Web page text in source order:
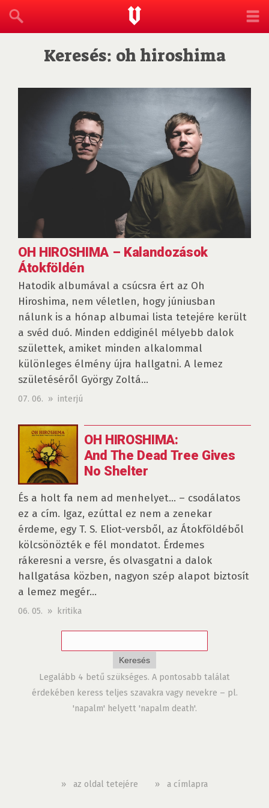
Keresés: oh hiroshima
OH HIROSHIMA – Kalandozások
Átokföldén
Hatodik albumával a csúcsra ért az Oh
Hiroshima, nem véletlen, hogy júniusban
nálunk is a hónap albumai lista tetejére került
a svéd duó. Minden eddiginél mélyebb dalok
születtek, amiket minden alkalommal
különleges élmény újra hallgatni. A lemez
születéséről György Zoltá...
07. 06. » interjú
OH HIROSHIMA:
And The Dead Tree Gives
No Shelter
És a holt fa nem ad menhelyet… – csodálatos
ez a cím. Igaz, ezúttal ez nem a zenekar
érdeme, egy T. S. Eliot-versből, az Átokföldéből
kölcsönözték e fél mondatot. Érdemes
rákeresni a versre, és olvasgatni a dalok
hallgatása közben, nagyon szép alapot biztosít
a lemez megér...
06. 05. » kritika
Legalább 4 betű szükséges. A pontosabb találat
érdekében keress teljes szavakra vagy nevekre – pl.
'napalm' helyett 'napalm death'.
» az oldal tetejére » a címlapra